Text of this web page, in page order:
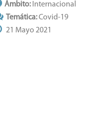
Ámbito:Internacional
Temática:Covid-19
21 Mayo 2021